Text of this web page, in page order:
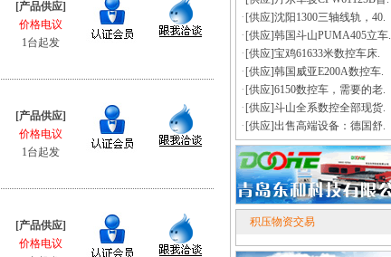
[产品供应]
价格电议
1台起发
[产品供应]
价格电议
1台起发
[产品供应]
价格电议
· [供应]沈阳1300三轴线轨，40.
· [供应]韩国斗山PUMA405立车.
· [供应]宝鸡61633米数控车床.
· [供应]韩国威亚E200A数控车.
· [供应]6150数控车，需要的老.
· [供应]斗山全系数控全部现货.
· [供应]出售高端设备：德国舒.
积压物资交易